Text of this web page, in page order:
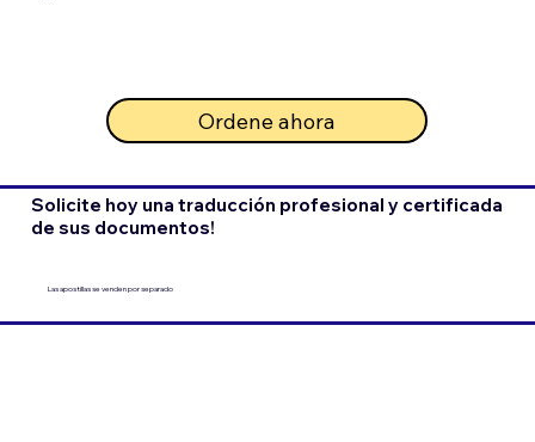
Ordene ahora
Solicite hoy una traducción profesional y certificada
de sus documentos!
Las apostillas se venden por separado